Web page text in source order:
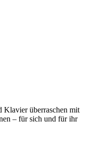
Klavier überraschen mit
– für sich und für ihr